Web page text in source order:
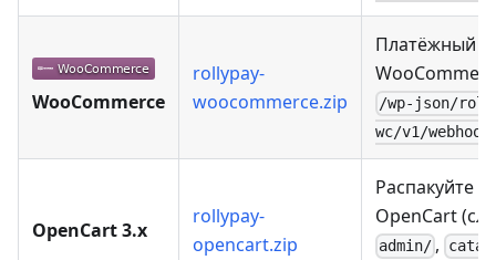
WooCommerce
rollypay-
woocommerce.zip
Платёжный
/wp-json/
wc/v1/webhook
OpenCart 3.x
rollypay-
opencart.zip
Распакуйте
OpenCart
admin/ ,